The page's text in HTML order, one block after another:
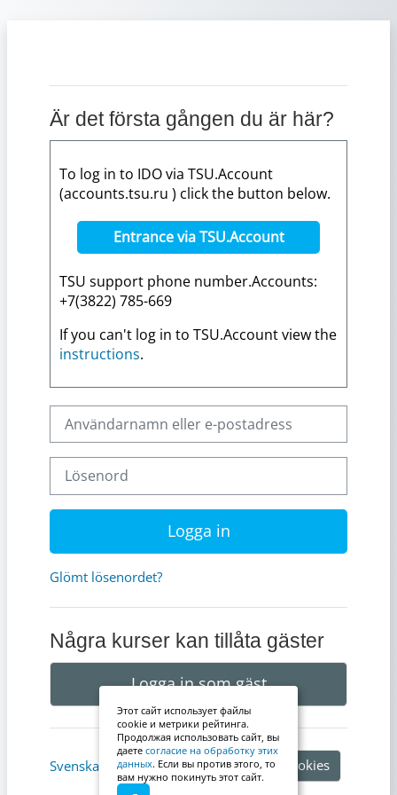
Är det första gången du är här?
To log in to IDO via TSU.Account
(accounts.tsu.ru ) click the button below.
Entrance via TSU.Account
TSU support phone number.Accounts:
+7(3822) 785-669
If you can't log in to TSU.Account view the
instructions.
Logga in
Glömt lösenordet?
Några kurser kan tillåta gäster
Logga in som gäst
Svenska ‎(sv)‎ Information om cookies
Этот сайт использует файлы
cookie и метрики рейтинга.
Продолжая использовать сайт, вы
даете согласие на обработку этих
данных. Если вы против этого, то
вам нужно покинуть этот сайт.